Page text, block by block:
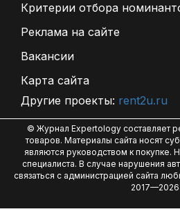
Критерии отбора
Реклама на сайте
Вакансии
Карта сайта
Другие проекты: rent2u.ru
© Журнал Expertology составляет
товаров. Материалы сайта носят
являются руководством к покупке.
специалиста. В случае нарушения
связаться с администрацией сайта
2017—2026